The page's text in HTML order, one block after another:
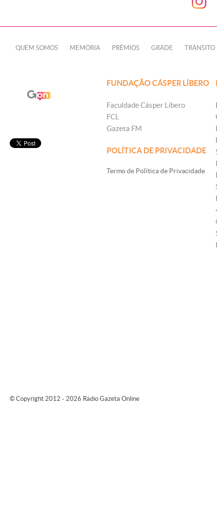
QUEM SOMOS MEMÓRIA PRÊMIOS GRADE TRÂNSITO
FUNDAÇÃO CÁSPER LÍBERO
Faculdade Cásper Líbero
FCL
Gazeta FM
POLÍTICA DE PRIVACIDADE
Termo de Política de Privacidade
© Copyright 2012 - 2026 Rádio Gazeta Online